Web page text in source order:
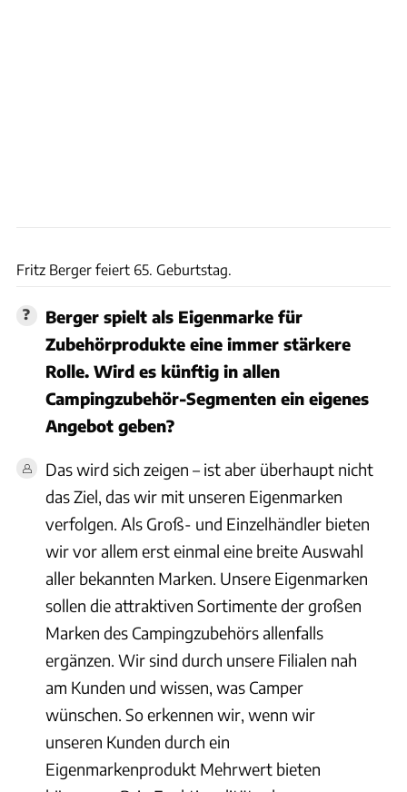
Fritz Berger feiert 65. Geburtstag.
Berger spielt als Eigenmarke für
Zubehörprodukte eine immer stärkere
Rolle. Wird es künftig in allen
Campingzubehör-Segmenten ein eigenes
Angebot geben?
Das wird sich zeigen – ist aber überhaupt nicht
das Ziel, das wir mit unseren Eigenmarken
verfolgen. Als Groß- und Einzelhändler bieten
wir vor allem erst einmal eine breite Auswahl
aller bekannten Marken. Unsere Eigenmarken
sollen die attraktiven Sortimente der großen
Marken des Campingzubehörs allenfalls
ergänzen. Wir sind durch unsere Filialen nah
am Kunden und wissen, was Camper
wünschen. So erkennen wir, wenn wir
unseren Kunden durch ein
Eigenmarkenprodukt Mehrwert bieten